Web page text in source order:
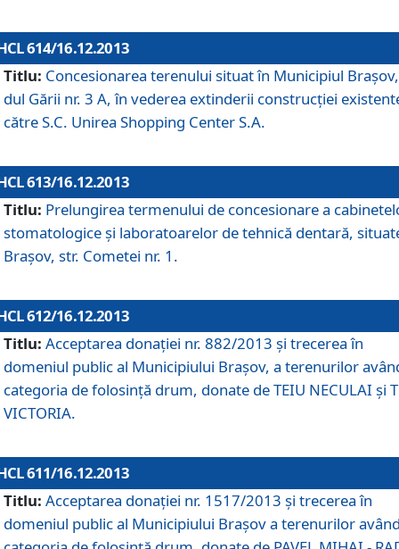
614/16.12.2013
Titlu: Concesionarea terenului situat în Municipiul
dul Gării nr. 3 A, în vederea extinderii construcţiei
către S.C. Unirea Shopping Center S.A.
613/16.12.2013
Titlu: Prelungirea termenului de concesionare a
stomatologice şi laboratoarelor de tehnică dentară,
Braşov, str. Cometei nr. 1.
612/16.12.2013
Titlu: Acceptarea donaţiei nr. 882/2013 şi trecerea în
domeniul public al Municipiului Braşov, a terenurilor
categoria de folosinţă drum, donate de TEIU NECULAI şi
VICTORIA.
611/16.12.2013
Titlu: Acceptarea donaţiei nr. 1517/2013 şi trecerea în
domeniul public al Municipiului Braşov a terenurilor